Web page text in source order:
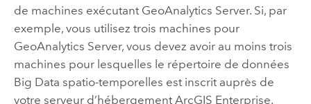
de machines exécutant GeoAnalytics Server. Si, par
exemple, vous utilisez trois machines pour
GeoAnalytics Server, vous devez avoir au moins trois
machines pour lesquelles le répertoire de données
Big Data spatio-temporelles est inscrit auprès de
votre serveur d’hébergement ArcGIS Enterprise.